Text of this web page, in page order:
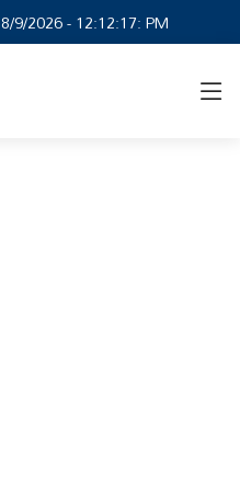
8/9/2026 - 12:12:18: PM